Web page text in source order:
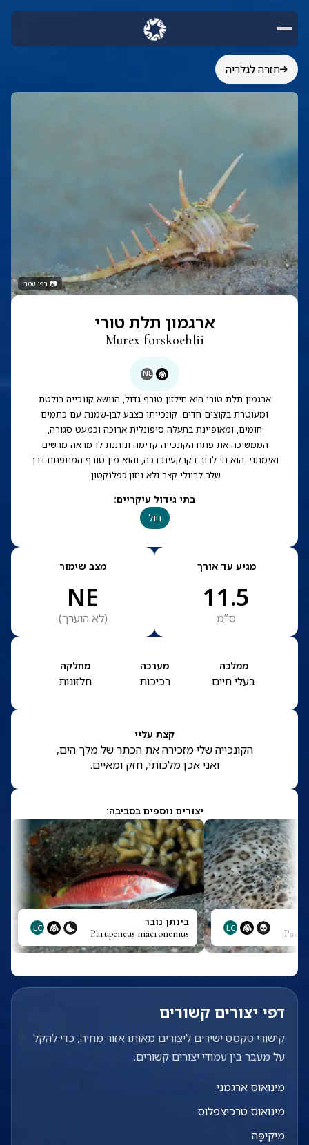
חזרה לגלריה
📷 רפי עמר
ארגמון תלת טורי
Murex forskoehlii
NE
ארגמון תלת-טורי הוא חילזון טורף גדול, הנושא קונכייה בולטת
ומעוטרת בקוצים חדים. קונכייתו בצבע לבן-שמנת עם כתמים
חומים, ומאופיינת בתעלה סיפונלית ארוכה וכמעט סגורה,
הממשיכה את פתח הקונכייה קדימה ונותנת לו מראה מרשים
ואימתני. הוא חי לרוב בקרקעית רכה, והוא מין טורף המתפתח דרך
שלב לרוולי קצר ולא ניזון כפלנקטון.
בתי גידול עיקריים:
חול
מגיע עד אורך
11.5
ס”מ
מצב שימור
NE
(לא הוערך)
ממלכה
בעלי חיים
מערכה
רכיכות
מחלקה
חלזונות
קצת עליי
הקונכייה שלי מזכירה את הכתר של מלך הים,
ואני אכן מלכותי, חזק ומאיים.
יצורים נוספים בסביבה:
LC בינתן נובר
Parupeneus macronemus
LC
דפי יצורים קשורים
קישורי טקסט ישירים ליצורים מאותו אזור מחיה, כדי להקל
על מעבר בין עמודי יצורים קשורים.
מינואוס ארגמני
מינואוס טרכיצפלוס
מִיקִיפָּה